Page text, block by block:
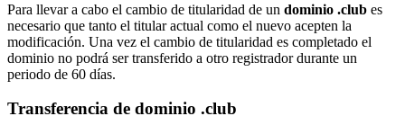
Para llevar a cabo el cambio de titularidad de un dominio .club es
necesario que tanto el titular actual como el nuevo acepten la
modificación. Una vez el cambio de titularidad es completado el
dominio no podrá ser transferido a otro registrador durante un
periodo de 60 días.
Transferencia de dominio .club